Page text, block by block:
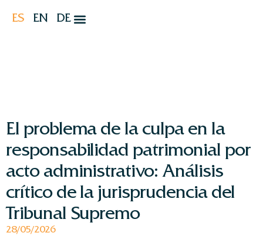
ES EN DE
El problema de la culpa en la
responsabilidad patrimonial por
acto administrativo: Análisis
crítico de la jurisprudencia del
Tribunal Supremo
28/05/2026